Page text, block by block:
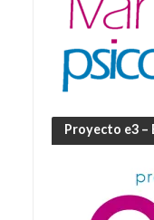
Proyecto e3 –